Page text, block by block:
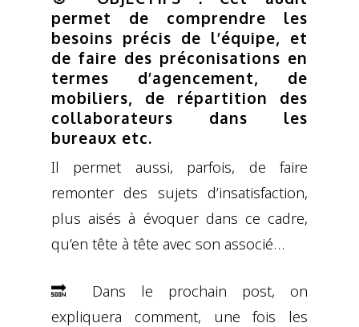
permet de comprendre les
besoins précis de l’équipe, et
de faire des préconisations en
termes d’agencement, de
mobiliers, de répartition des
collaborateurs dans les
bureaux etc.
Il permet aussi, parfois, de faire
remonter des sujets d’insatisfaction,
plus aisés à évoquer dans ce cadre,
qu’en tête à tête avec son associé…
🔜 Dans le prochain post, on
expliquera comment, une fois les